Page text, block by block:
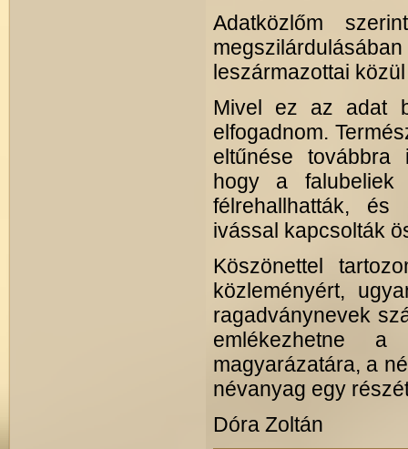
Adatközlőm
leszármazottai
Mivel ez az adat
elfogadnom.
eltűnése továbbra
hogy a falubeliek
félrehallhatták,
ivással kapcsolták
Köszönettel
közleményért,
ragadványnevek
emlékezhetne a
magyarázatára, a
névanyag egy
Dóra Zoltán